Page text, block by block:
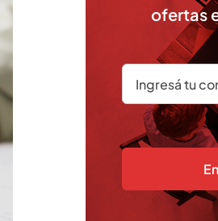
ofertas